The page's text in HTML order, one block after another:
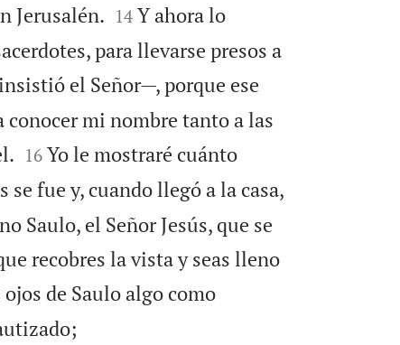
Jerusalén.
14 Y ahora lo
para llevarse presos a
el Señor—, porque ese
mi nombre tanto a las

16 Yo le mostraré cuánto
se fue y, cuando llegó a la casa,
Saulo, el Señor Jesús, que se
recobres la vista y seas lleno
de Saulo algo como
